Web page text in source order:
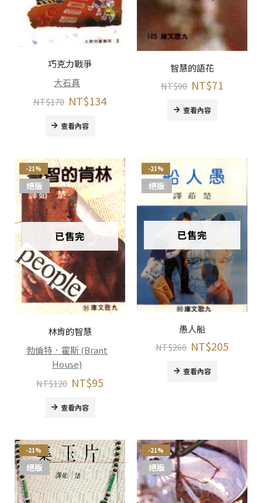
巧克力戰爭
大石真
NT$170 NT$134
查看內容
智慧的語花
NT$90 NT$71
查看內容
-21%
已售完
絕版
林肯的智慧
勃倫特．霍斯 (Brant
House)
NT$120 NT$95
查看內容
-21%
已售完
絕版
愚人船
NT$260 NT$205
查看內容
-21%
絕版
-21%
絕版